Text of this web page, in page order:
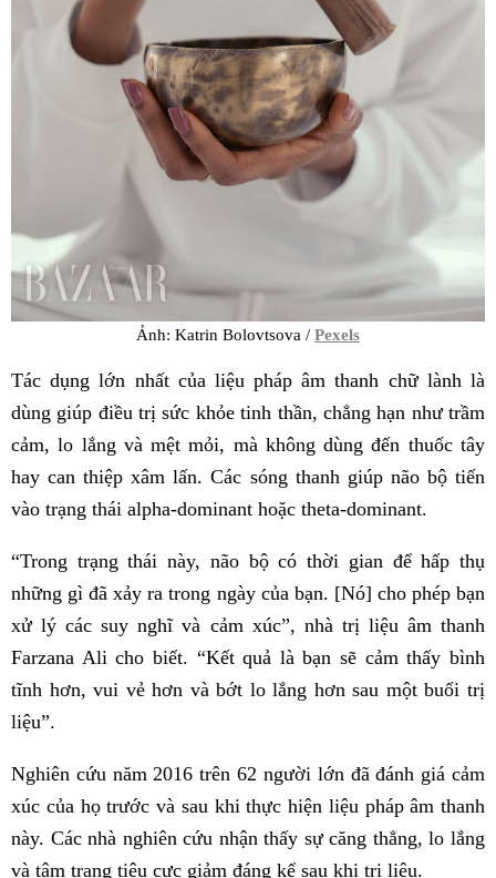
Ảnh: Katrin Bolovtsova / Pexels
Tác dụng lớn nhất của liệu pháp âm thanh chữ lành là
dùng giúp điều trị sức khỏe tinh thần, chẳng hạn như trầm
cảm, lo lắng và mệt mỏi, mà không dùng đến thuốc tây
hay can thiệp xâm lấn. Các sóng thanh giúp não bộ tiến
vào trạng thái alpha-dominant hoặc theta-dominant.
“Trong trạng thái này, não bộ có thời gian để hấp thụ
những gì đã xảy ra trong ngày của bạn. [Nó] cho phép bạn
xử lý các suy nghĩ và cảm xúc”, nhà trị liệu âm thanh
Farzana Ali cho biết. “Kết quả là bạn sẽ cảm thấy bình
tĩnh hơn, vui vẻ hơn và bớt lo lắng hơn sau một buổi trị
liệu”.
Nghiên cứu năm 2016 trên 62 người lớn đã đánh giá cảm
xúc của họ trước và sau khi thực hiện liệu pháp âm thanh
này. Các nhà nghiên cứu nhận thấy sự căng thẳng, lo lắng
và tâm trạng tiêu cực giảm đáng kể sau khi trị liệu.